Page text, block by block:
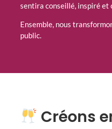
sentira conseillé, inspiré et
Ensemble, nous
public.
Créons